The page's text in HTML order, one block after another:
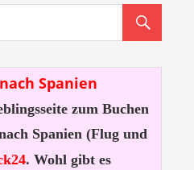
Spanien
zum Buchen
Spanien (Flug und
. Wohl gibt es